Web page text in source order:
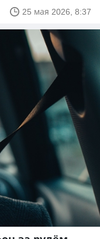
25 мая 2026, 8:37